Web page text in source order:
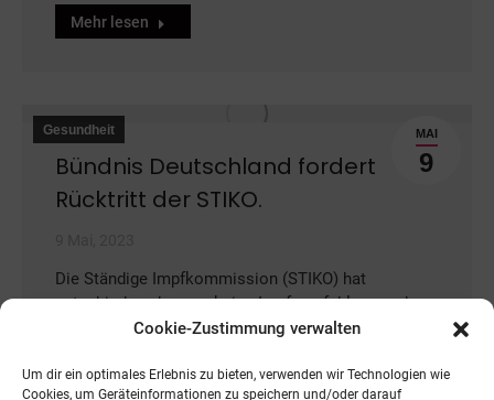
Cookie-Zustimmung verwalten
Um dir ein optimales Erlebnis zu bieten, verwenden wir Technologien wie
Cookies, um Geräteinformationen zu speichern und/oder darauf
Mehr lesen
MAI
9
Gesundheit
Bündnis Deutschland fordert
Rücktritt der STIKO.
Die Ständige Impfkommission (STIKO) hat
entschieden, dass es keine Impfempfehlung mehr
für Kinder und Jugendliche unter 18 Jahren gegen